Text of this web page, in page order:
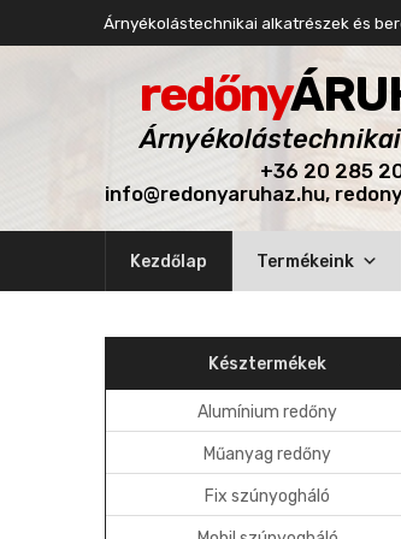
Árnyékolástechnikai alkatrészek és
redőny
+36 20 285
info@redonyaruhaz.hu,
Kezdőlap Termékeink
Késztermékek
Alumínium redőny
Műanyag redőny
Fix szúnyogháló